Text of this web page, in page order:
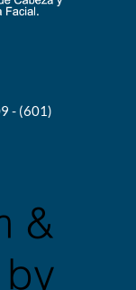
- (601)